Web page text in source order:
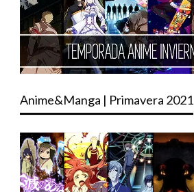
Anime&Manga | Primavera 2021